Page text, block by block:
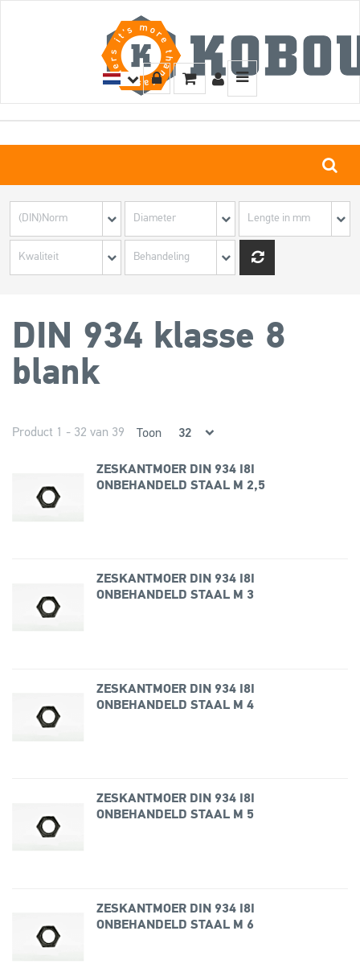
Toggle
navigation
DIN 934 klasse 8
blank
Product 1 - 32 van 39 Toon
ZESKANTMOER DIN 934 I8I
ONBEHANDELD STAAL M 2,5
ZESKANTMOER DIN 934 I8I
ONBEHANDELD STAAL M 3
ZESKANTMOER DIN 934 I8I
ONBEHANDELD STAAL M 4
ZESKANTMOER DIN 934 I8I
ONBEHANDELD STAAL M 5
ZESKANTMOER DIN 934 I8I
ONBEHANDELD STAAL M 6